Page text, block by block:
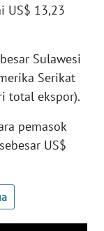
US$ 13,23
Sulawesi
Serikat
total ekspor).
pemasok
US$